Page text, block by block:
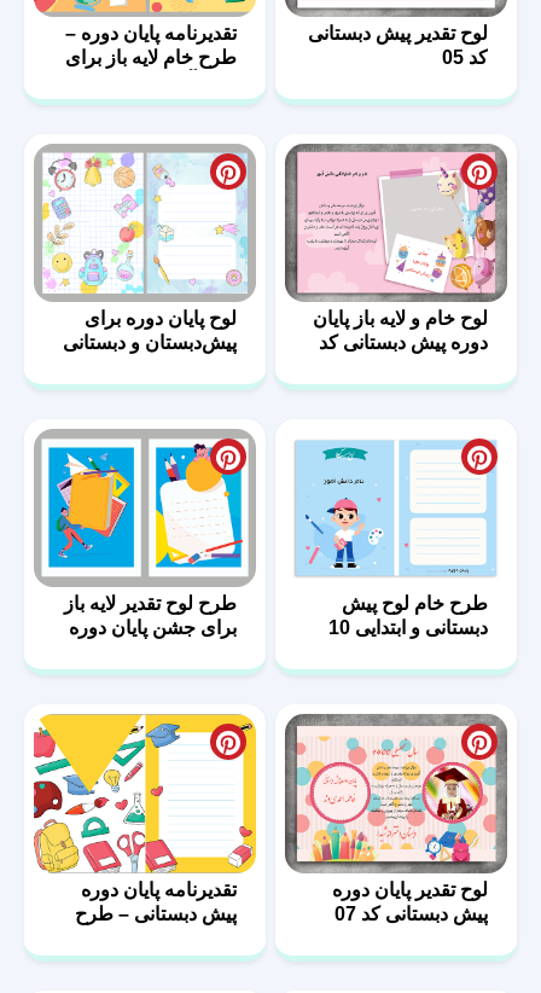
لوح تقدیر پیش دبستانی
کد 05
تقدیرنامه پایان دوره –
طرح خام لایه باز برای
لوح خام و لایه باز پایان
دوره پیش دبستانی کد
لوح پایان دوره برای
پیش‌دبستان و دبستانی
طرح خام لوح پیش
دبستانی و ابتدایی 10
طرح لوح تقدیر لایه باز
برای جشن پایان دوره
لوح تقدیر پایان دوره
پیش دبستانی کد 07
تقدیرنامه پایان دوره
پیش دبستانی – طرح